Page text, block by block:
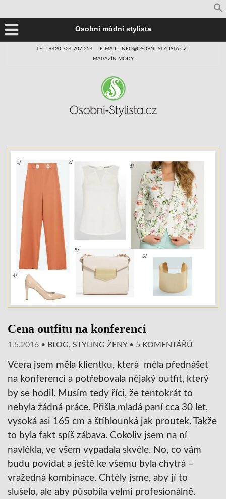
Osobní módní stylista
TEL.: +420 724 707 254
E-MAIL: INFO@OSOBNI-STYLISTA.CZ
MAGAZÍN MÓDY
Cena outfitu na konferenci
1.5.2016 • BLOG, STYLING ŽENY• 5 KOMENTÁŘŮ
Včera jsem měla klientku, která měla přednášet
na konferenci a potřebovala nějaký outfit, který
by se hodil. Musím tedy říci, že tentokrát to
nebyla žádná práce. Přišla mladá paní cca 30 let,
vysoká asi 165 cm a štíhlounká jak proutek. Takže
to byla fakt spíš zábava. Cokoliv jsem na ní
navlékla, ve všem vypadala skvěle. No, co vám
budu povídat a ještě ke všemu byla chytrá –
vražedná kombinace. Chtěly jsme, aby jí to
slušelo, ale aby působila velmi profesionálně.